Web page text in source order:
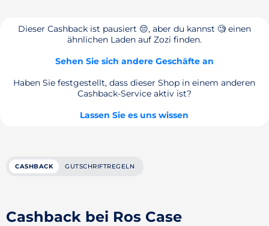
Dieser Cashback ist pausiert 😔, aber du kannst 🧐 einen
ähnlichen Laden auf Zozi finden.
Sehen Sie sich andere Geschäfte an
Haben Sie festgestellt, dass dieser Shop in einem anderen
Cashback-Service aktiv ist?
Lassen Sie es uns wissen
CASHBACK GUTSCHRIFTREGELN
Cashback bei Ros Case